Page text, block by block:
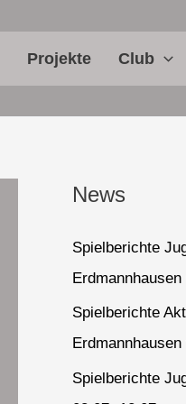
Projekte Club
News
Spielberichte
Spielberichte
Spielberichte